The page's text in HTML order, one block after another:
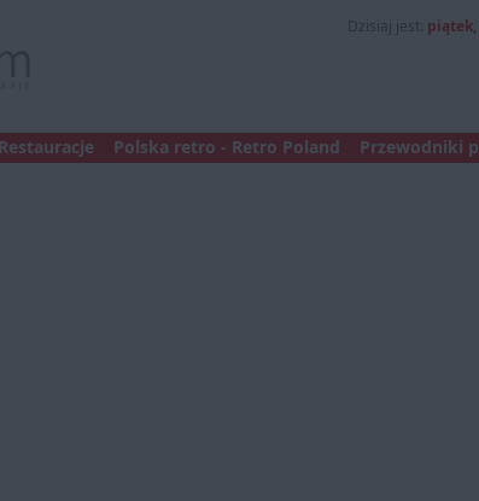
Dzisiaj jest: piątek,
Restauracje Polska retro - Retro Poland Przewodniki